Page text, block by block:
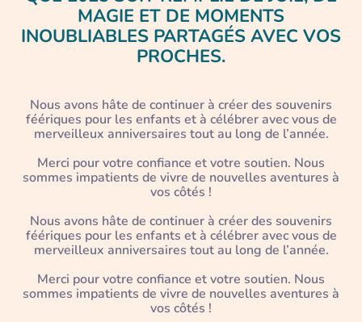
MAGIE ET DE MOMENTS
INOUBLIABLES PARTAGÉS AVEC VOS
PROCHES.
Nous avons hâte de continuer à créer des souvenirs
féériques pour les enfants et à célébrer avec vous de
merveilleux anniversaires tout au long de l’année.
Merci pour votre confiance et votre soutien. Nous
sommes impatients de vivre de nouvelles aventures à
vos côtés !
Nous avons hâte de continuer à créer des souvenirs
féériques pour les enfants et à célébrer avec vous de
merveilleux anniversaires tout au long de l’année.
Merci pour votre confiance et votre soutien. Nous
sommes impatients de vivre de nouvelles aventures à
vos côtés !